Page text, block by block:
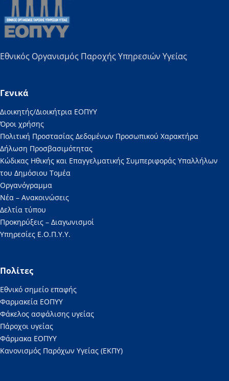
Εθνικός Οργανισμός Παροχής Υπηρεσιών Υγείας
Γενικά
Διοικητής/Διοικήτρια ΕΟΠΥΥ
Όροι χρήσης
Πολιτική Προστασίας Δεδομένων Προσωπικού Χαρακτήρα
Δήλωση Προσβασιμότητας
Κώδικας Ηθικής και Επαγγελματικής Συμπεριφοράς Υπαλλήλων
του Δημόσιου Τομέα
Οργανόγραμμα
Νέα – Ανακοινώσεις
Δελτία τύπου
Προκηρύξεις – Διαγωνισμοί
Υπηρεσίες Ε.Ο.Π.Υ.Υ.
Πολίτες
Εθνικό σημείο επαφής
Φαρμακεία ΕΟΠΥΥ
Φάκελος ασφάλισης υγείας
Πάροχοι υγείας
Φάρμακα ΕΟΠΥΥ
Κανονισμός Παρόχων Υγείας (ΕΚΠΥ)